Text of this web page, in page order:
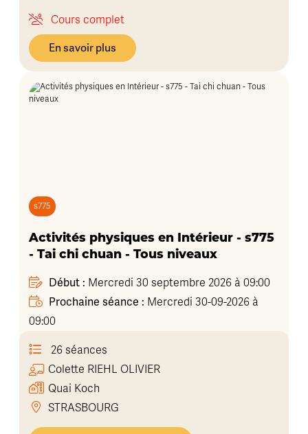
Cours complet
En savoir plus
s775
Activités physiques en Intérieur - s775
- Tai chi chuan - Tous niveaux
Début : Mercredi 30 septembre 2026 à 09:00
Prochaine séance : Mercredi 30-09-2026 à
09:00
26 séances
Colette RIEHL OLIVIER
Quai Koch
STRASBOURG